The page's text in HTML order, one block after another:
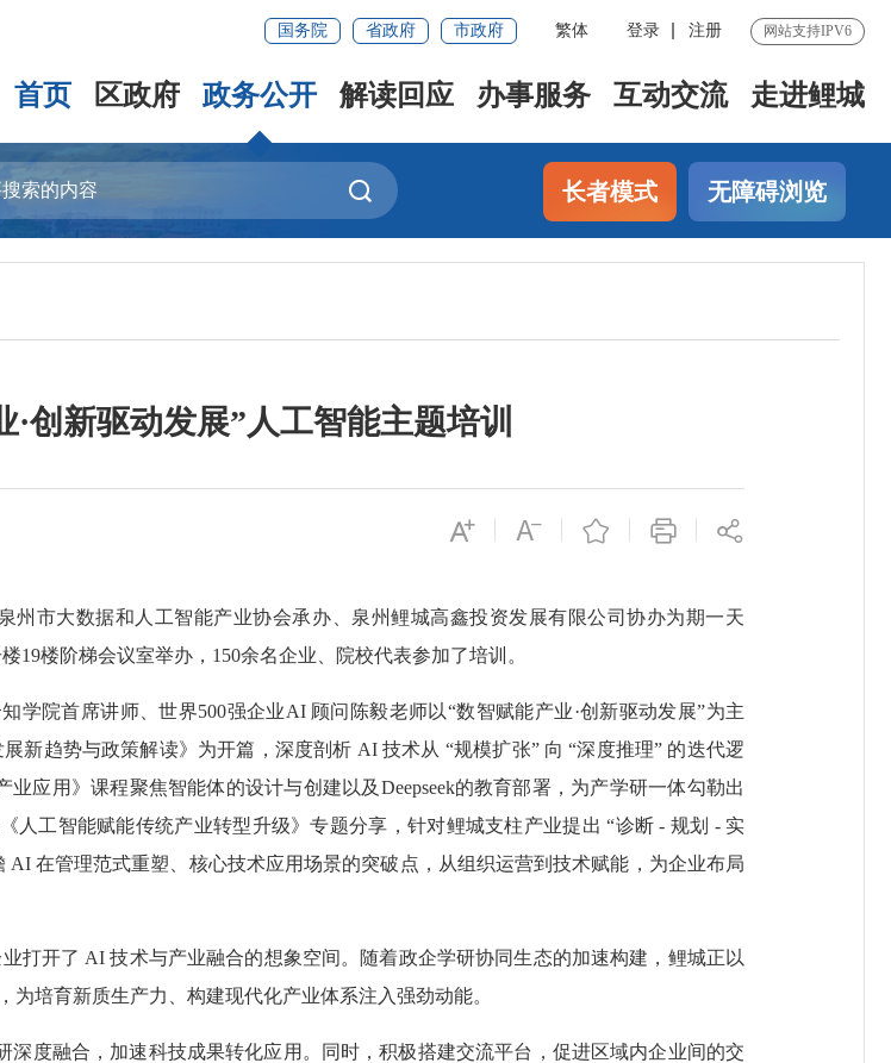
国务院 省政府 市政府 繁体 登录 注册 网站支持IPV6
首页 区政府 政务公开 解读回应 办事服务 互动交流 走进鲤城
长者模式 无障碍浏览
创新驱动发展”人工智能主题培训
市大数据和人工智能产业协会承办、泉州鲤城高鑫投资发展有限公司协办为期一天
19楼阶梯会议室举办，150余名企业、院校代表参加了培训。
院首席讲师、世界500强企业AI 顾问陈毅老师以“数智赋能产业·创新驱动发展”为主
新趋势与政策解读》为开篇，深度剖析 AI 技术从 “规模扩张” 向 “深度推理” 的迭代逻
应用》课程聚焦智能体的设计与创建以及Deepseek的教育部署，为产学研一体勾勒出
工智能赋能传统产业转型升级》专题分享，针对鲤城支柱产业提出 “诊断 - 规划 - 实
在管理范式重塑、核心技术应用场景的突破点，从组织运营到技术赋能，为企业布局
开了 AI 技术与产业融合的想象空间。随着政企学研协同生态的加速构建，鲤城正以
培育新质生产力、构建现代化产业体系注入强劲动能。
融合，加速科技成果转化应用。同时，积极搭建交流平台，促进区域内企业间的交